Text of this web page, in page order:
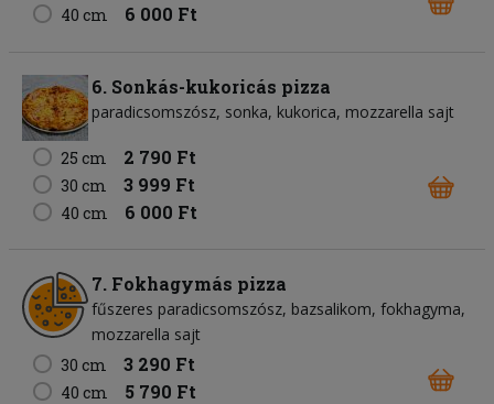
40 cm 6 000 Ft
6. Sonkás-kukoricás pizza
paradicsomszósz sonka kukorica mozzarella sajt
25 cm 2 790 Ft
30 cm 3 999 Ft
40 cm 6 000 Ft
7. Fokhagymás pizza
fűszeres paradicsomszósz bazsalikom fokhagyma
mozzarella sajt
30 cm
3 290 Ft
40 cm 5 790 Ft